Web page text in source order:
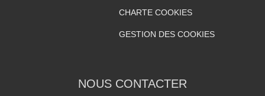
CHARTE COOKIES
GESTION DES COOKIES
NOUS CONTACTER